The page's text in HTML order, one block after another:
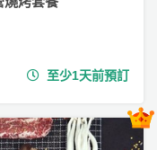
至少1天前預訂